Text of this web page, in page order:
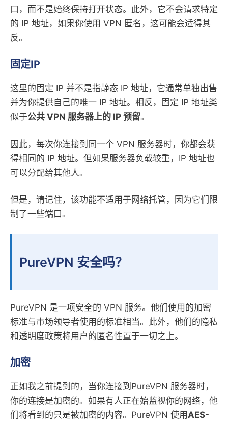
口，而不是始终保持打开状态。此外，它不会请求特定
的 IP 地址，如果你使用 VPN 匿名，这可能会适得其
反。
固定IP
这里的固定 IP 并不是指静态 IP 地址，它通常单独出售
并为你提供自己的唯一 IP 地址。相反，固定 IP 地址类
似于公共 VPN 服务器上的 IP 预留。
因此，每次你连接到同一个 VPN 服务器时，你都会获
得相同的 IP 地址。但如果服务器负载较重，IP 地址也
可以分配给其他人。
但是，请记住，该功能不适用于网络托管，因为它们限
制了一些端口。
PureVPN 安全吗？
PureVPN 是一项安全的 VPN 服务。他们使用的加密
标准与市场领导者使用的标准相当。此外，他们的隐私
和透明度政策将用户的匿名性置于一切之上。
加密
正如我之前提到的，当你连接到PureVPN 服务器时，
你的连接是加密的。如果有人正在始监视你的网络，他
们将看到的只是被加密的内容。PureVPN 使用AES-